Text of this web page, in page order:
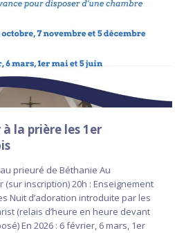
la prière les 1er
prieuré de Béthanie Au
(sur inscription) 20h : Enseignement
Nuit d’adoration introduite par les
(relais d’heure en heure devant
En 2026 : 6 février, 6 mars, 1er